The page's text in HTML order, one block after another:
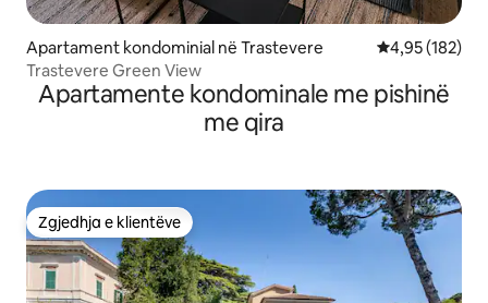
Apartament kondominial në Trastevere Vlerësimi
4,95 (182)
Trastevere Green View
Apartamente kondominale me pishinë
me qira
Zgjedhja e klientëve
Zgjedhja e klientëve